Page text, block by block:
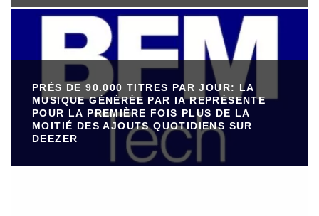
PRÈS DE 90.000 TITRES PAR JOUR: LA
MUSIQUE GÉNÉRÉE PAR IA REPRÉSENTE
POUR LA PREMIÈRE FOIS PLUS DE LA
MOITIÉ DES AJOUTS QUOTIDIENS SUR
DEEZER